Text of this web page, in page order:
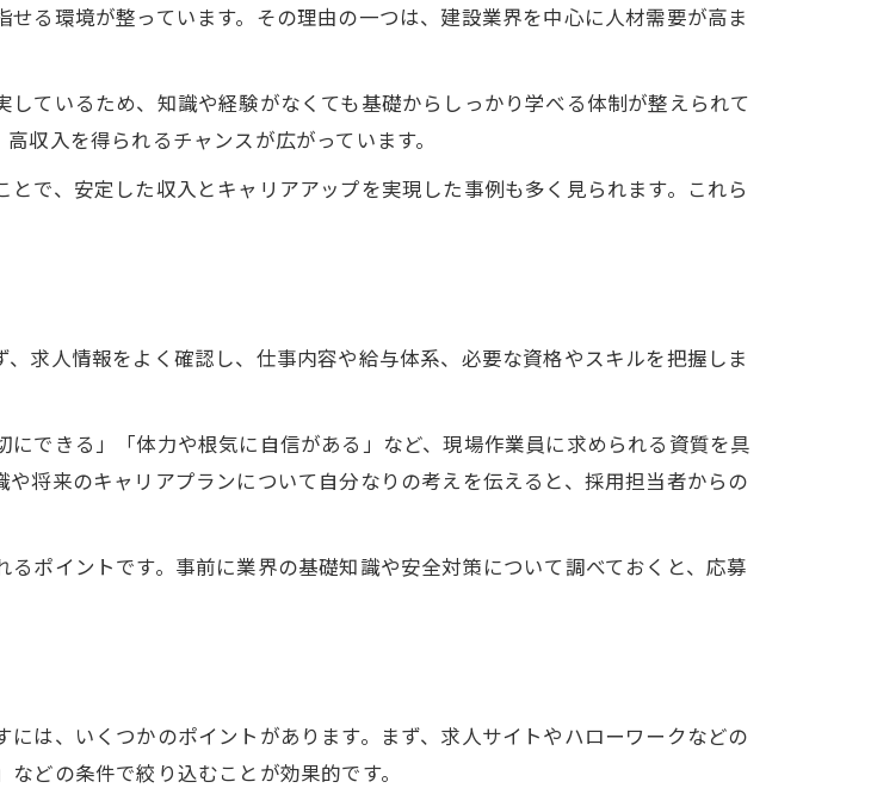
る環境が整っています。その理由の一つは、建設業界を中心に人材需要が高ま
ているため、知識や経験がなくても基礎からしっかり学べる体制が整えられて
収入を得られるチャンスが広がっています。
で、安定した収入とキャリアアップを実現した事例も多く見られます。これら
求人情報をよく確認し、仕事内容や給与体系、必要な資格やスキルを把握しま
できる」「体力や根気に自信がある」など、現場作業員に求められる資質を具
将来のキャリアプランについて自分なりの考えを伝えると、採用担当者からの
ポイントです。事前に業界の基礎知識や安全対策について調べておくと、応募
は、いくつかのポイントがあります。まず、求人サイトやハローワークなどの
どの条件で絞り込むことが効果的です。